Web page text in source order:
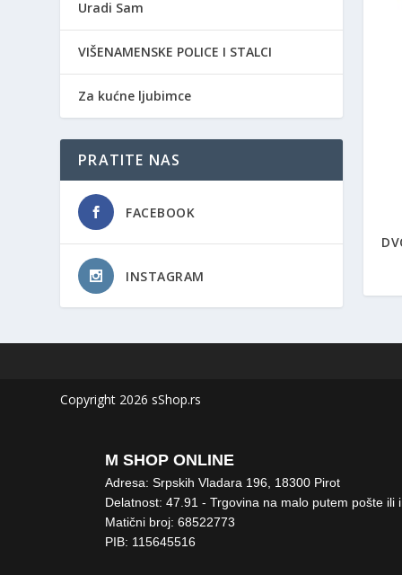
Uradi Sam
VIŠENAMENSKE POLICE I STALCI
Za kućne ljubimce
PRATITE NAS
FACEBOOK
INSTAGRAM
Copyright 2026 sShop.rs
M SHOP ONLINE
Adresa: Srpskih Vladara 196, 18300 Pirot
Delatnost: 47.91 - Trgovina na malo putem pošte ili
Matični broj: 68522773
PIB: 115645516